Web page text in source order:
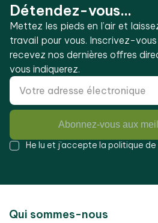
Détendez-vous...
Mettez les pieds en l’air et
travail pour vous. Inscrivez-
recevez nos dernières offres
vous indiquerez.
Abonnez-vous aux
He lu et j’accepte la politique
Qui sommes-nous